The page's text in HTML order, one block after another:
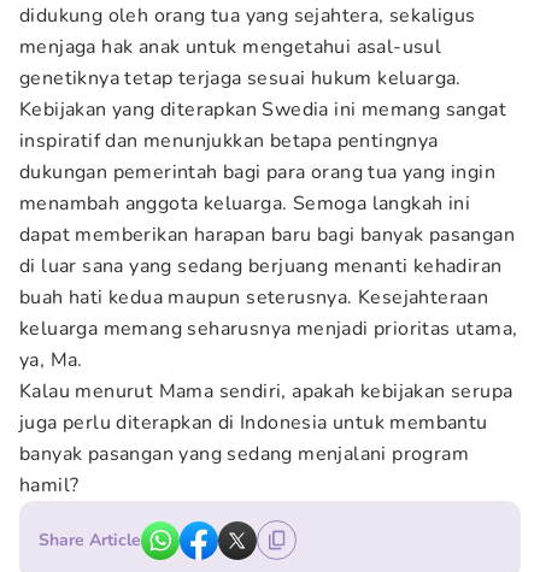
didukung oleh orang tua yang sejahtera, sekaligus
menjaga hak anak untuk mengetahui asal-usul
genetiknya tetap terjaga sesuai hukum keluarga.
Kebijakan yang diterapkan Swedia ini memang sangat
inspiratif dan menunjukkan betapa pentingnya
dukungan pemerintah bagi para orang tua yang ingin
menambah anggota keluarga. Semoga langkah ini
dapat memberikan harapan baru bagi banyak pasangan
di luar sana yang sedang berjuang menanti kehadiran
buah hati kedua maupun seterusnya. Kesejahteraan
keluarga memang seharusnya menjadi prioritas utama,
ya, Ma.
Kalau menurut Mama sendiri, apakah kebijakan serupa
juga perlu diterapkan di Indonesia untuk membantu
banyak pasangan yang sedang menjalani program
hamil?
Share Article